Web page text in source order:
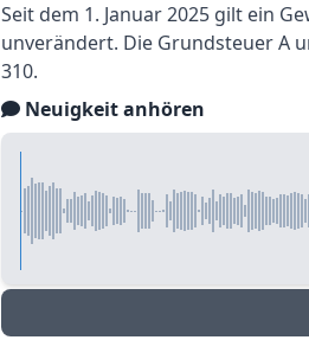
Seit dem 1. Januar 2025 gilt ein
unverändert. Die Grundsteuer A
310.
Neuigkeit anhören